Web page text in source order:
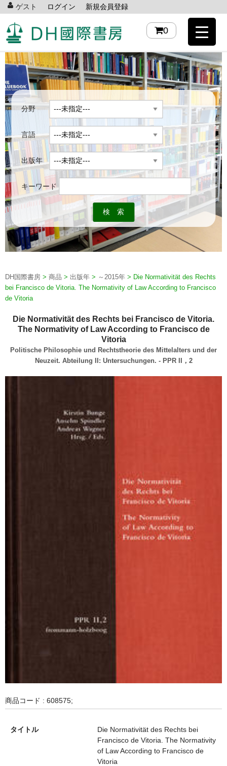
ゲスト ログイン 新規会員登録
0
分野
言語
出版年
キーワード
DH国際書房 > 商品 > 出版年 > ～2015年 > Die Normativität des Rechts
bei Francisco de Vitoria. The Normativity of Law According to Francisco
de Vitoria
Die Normativität des Rechts bei Francisco de Vitoria.
The Normativity of Law According to Francisco de
Vitoria
Politische Philosophie und Rechtstheorie des Mittelalters und der
Neuzeit. Abteilung II: Untersuchungen. - PPR II，2
商品コード : 608575;
タイトル
Die Normativität des Rechts bei
Francisco de Vitoria. The Normativity
of Law According to Francisco de
Vitoria